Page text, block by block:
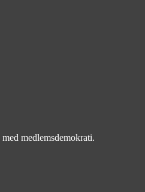
medlemsdemokrati.